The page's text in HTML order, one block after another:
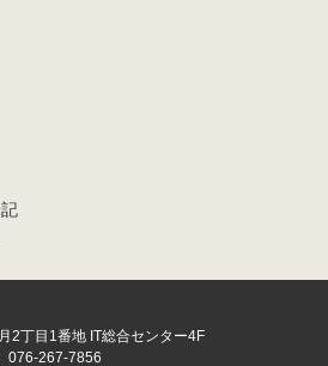
2丁目1番地 IT総合センター4F
076-267-7856